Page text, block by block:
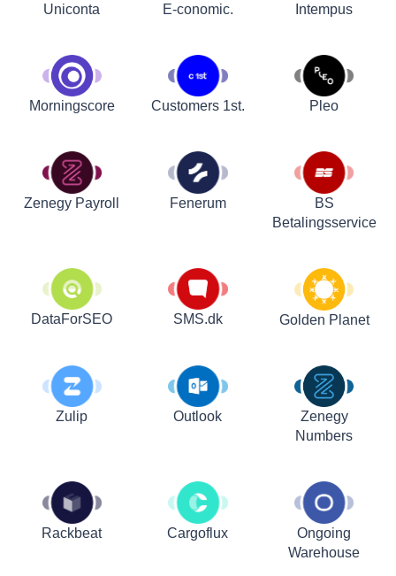
Uniconta E-conomic. Intempus
Morningscore Customers 1st. Pleo
Zenegy Payroll Fenerum
BS
Betalingsservice
DataForSEO SMS.dk Golden Planet
Zulip Outlook
Zenegy
Numbers
Rackbeat Cargoflux
Ongoing
Warehouse